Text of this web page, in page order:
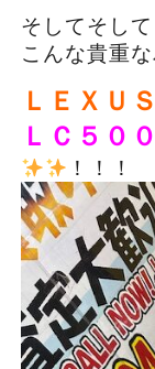
そしてそして
こんな貴重
ＬＥＸＵＳ
ＬＣ５０
！！！